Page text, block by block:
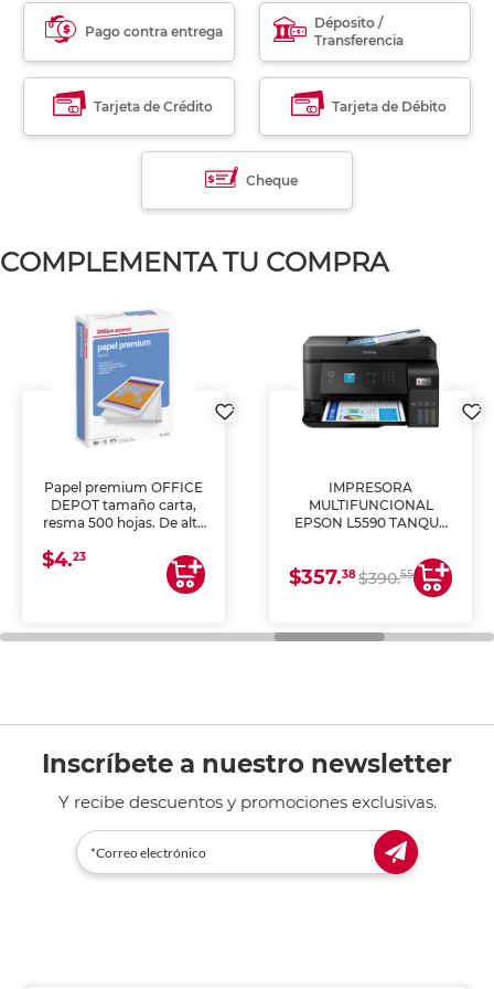
Pago contra entrega
Déposito /
Transferencia
Tarjeta de Crédito Tarjeta de Débito
Cheque
COMPLEMENTA TU COMPRA
Papel premium OFFICE
DEPOT tamaño carta,
resma 500 hojas. De alta
uniforme, ideal para
impresoras de inyección
de tinta y láser,
general de oficina.
$4.23
IMPRESORA
MULTIFUNCIONAL
EPSON L5590 TANQUE
COPIA Y ESCANEA)
$357.38$390.55
Inscríbete a nuestro newsletter
Y recibe descuentos y promociones exclusivas.